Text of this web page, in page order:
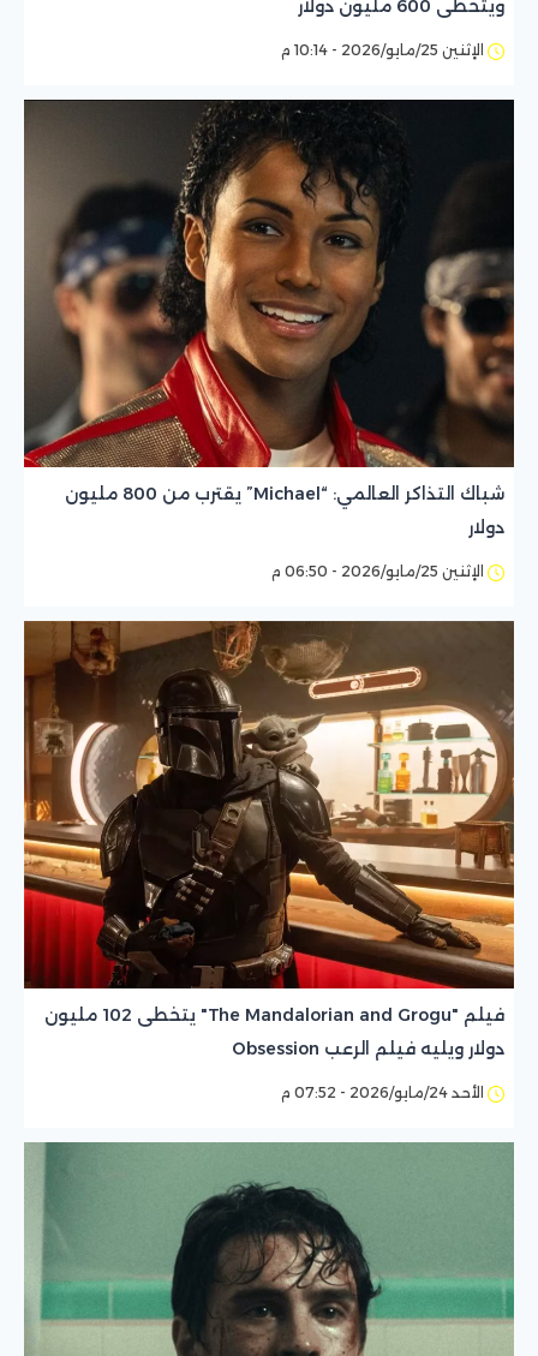
ويتخطى 600 مليون دولار
الإثنين 25/مايو/2026 - 10:14 م
شباك التذاكر العالمي: “Michael” يقترب من 800 مليون
دولار
الإثنين 25/مايو/2026 - 06:50 م
فيلم "The Mandalorian and Grogu" يتخطى 102 مليون
دولار ويليه فيلم الرعب Obsession
الأحد 24/مايو/2026 - 07:52 م